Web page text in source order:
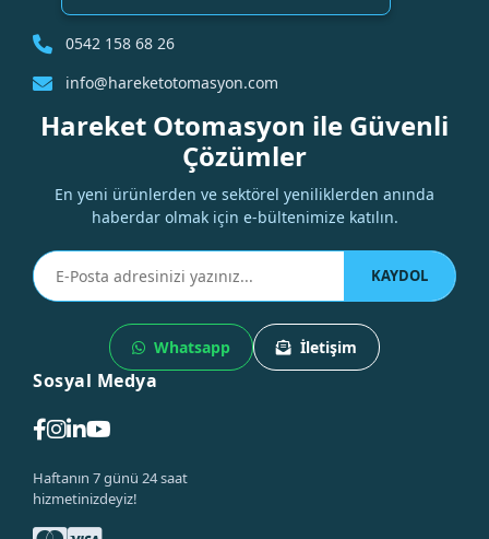
0542 158 68 26
info@hareketotomasyon.com
Hareket Otomasyon ile Güvenli
Çözümler
En yeni ürünlerden ve sektörel yeniliklerden anında
haberdar olmak için e-bültenimize katılın.
KAYDOL
Whatsapp İletişim
Sosyal Medya
Haftanın 7 günü 24 saat
hizmetinizdeyiz!